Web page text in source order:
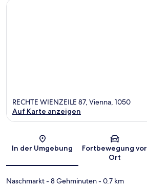
Karte
RECHTE WIENZEILE 87, Vienna, 1050
Auf Karte anzeigen
In der Umgebung
Fortbewegung vor
Ort
Naschmarkt- 8 Gehminuten- 0.7 km